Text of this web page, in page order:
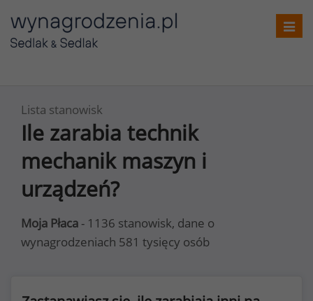
Lista stanowisk
Ile zarabia technik
mechanik maszyn i
urządzeń?
Moja Płaca - 1136 stanowisk, dane o
wynagrodzeniach 581 tysięcy osób